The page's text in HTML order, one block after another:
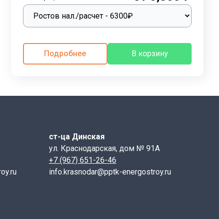
боковых и торцевых граней. В этом случае
Это технологическое решение позволяет
и технологичный элемент строительных
Подробнее В корзину
ст-ца Динская
ул. Краснодарская, дом № 91А
+7 (967) 651-26-46
info.krasnodar@pptk-energostroy.ru